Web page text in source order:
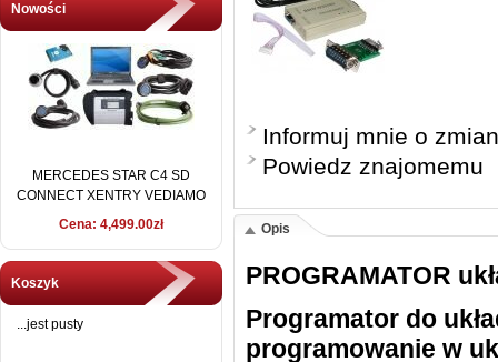
Nowości
MERCEDES STAR C4 SD
CONNECT XENTRY VEDIAMO
2016 + DELL D630
Cena: 4,499.00zł
Koszyk
...jest pusty
Informuj mnie o
Powiedz znajomemu
Opis
PROGRAMATOR
Programator do
programowanie w